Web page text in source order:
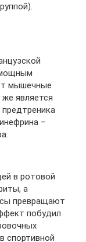
мышечные
является
–
в ротовой
а
превращают
побудил
спортивной